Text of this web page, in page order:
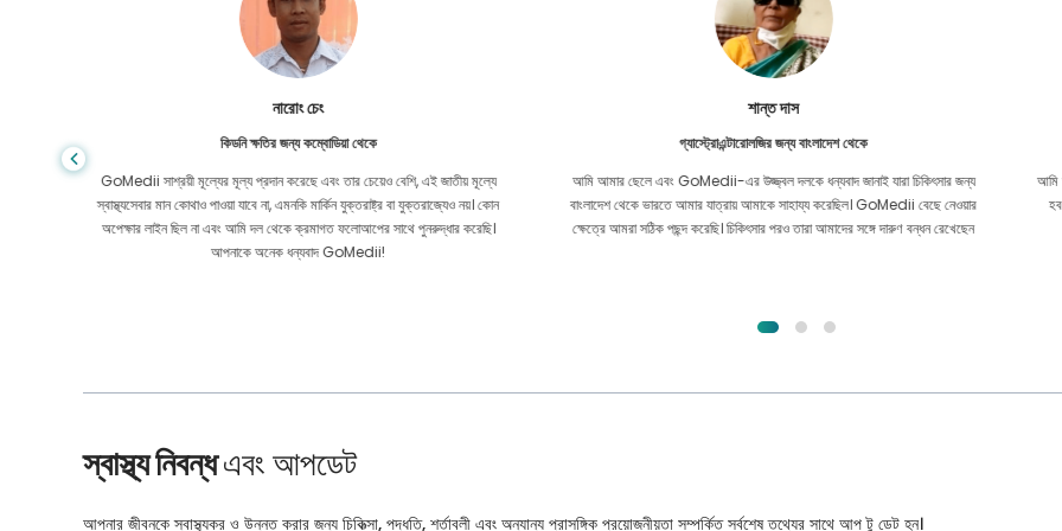
শান্ত দাস
গ্যাস্ট্রোএন্টারোলজির জন্য বাংলাদেশ থেকে
আমি আমার ছেলে এবং GoMedii-এর উজ্জ্বল দলকে ধন্যবাদ জানাই যারা চিকিৎসার জন্য
বাংলাদেশ থেকে ভারতে আমার যাত্রায় আমাকে সাহায্য করেছিল। GoMedii বেছে নেওয়ার
ক্ষেত্রে আমরা সঠিক পছন্দ করেছি। চিকিৎসার পরও তারা আমাদের সঙ্গে দারুণ বন্ধন রেখেছেন
ফুরকানুল ইসলাম
কিডনি প্রতিস্থাপনের জন্য বাংলাদেশ থেকে
আমি আশা দিয়েছিলাম যে আমি আমার কিডনি সমস্যার জন্য যে কোনও ধরণের চিকিত্সা পেতে সক্ষম
হব। আমি আল্লাহর রহমতে GoMedii-এর সাথে পরিচিত হওয়ার পরে এবং তাদের সাথে
যোগাযোগ করার পরেই।
স্বাস্থ্য নিবন্ধএবং আপডেট
আপনার জীবনকে স্বাস্থ্যকর ও উন্নত করার জন্য চিকিত্সা, পদ্ধতি, শর্তাবলী এবং অন্যান্য প্রাসঙ্গিক প্রয়োজনীয়তা সম্পর্কিত সর্বশেষ তথ্যের সাথে আপ টু ডেট হন।